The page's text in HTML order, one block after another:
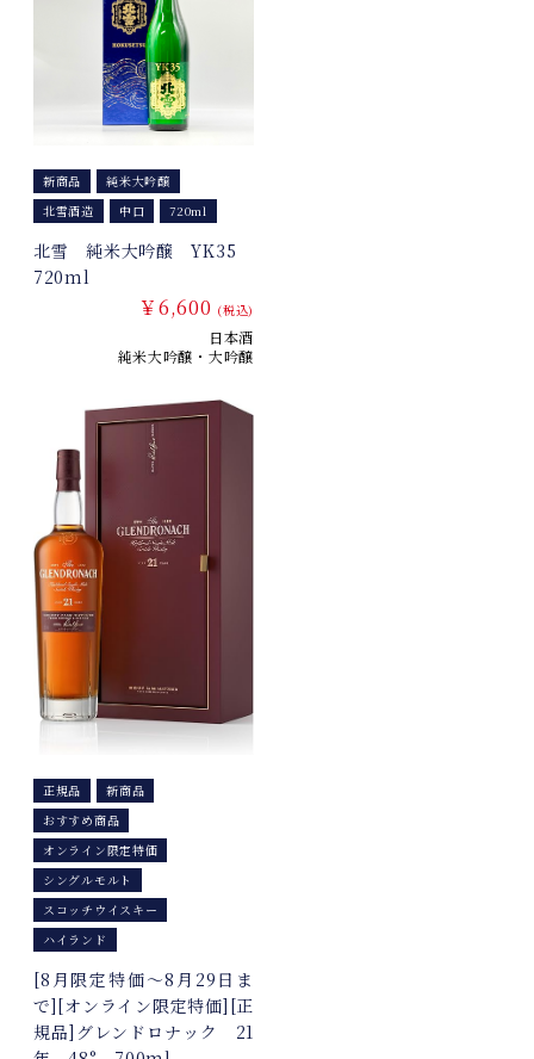
新商品
純米大吟醸
北雪酒造
中口 720ml
北雪 純米大吟醸 YK35
720ml
￥6,600 (税込)
日本酒
純米大吟醸・大吟醸
正規品
新商品
おすすめ商品
オンライン限定特価
シングルモルト
スコッチウイスキー
ハイランド
[8月限定特価～8月29日ま
で][オンライン限定特価][正
規品]グレンドロナック 21